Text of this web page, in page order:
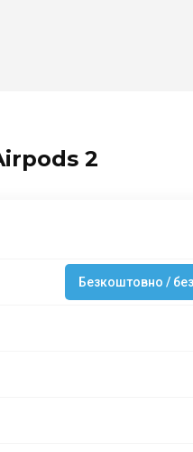
2
Безкоштовно /